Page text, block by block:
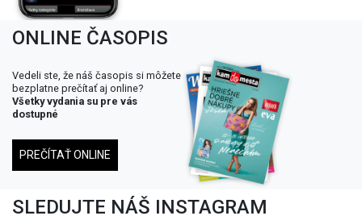
ONLINE ČASOPIS
Vedeli ste, že náš časopis si môžete
bezplatne prečítať aj online?
Všetky vydania su pre vás
dostupné
PREČÍTAŤ ONLINE
SLEDUJTE NÁŠ INSTAGRAM